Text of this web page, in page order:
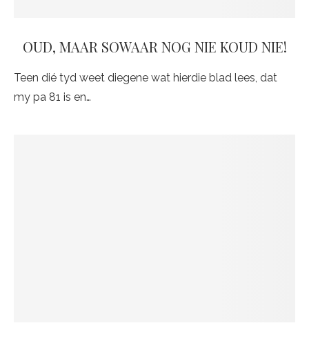
OUD, MAAR SOWAAR NOG NIE KOUD NIE!
Teen dié tyd weet diegene wat hierdie blad lees, dat
my pa 81 is en…